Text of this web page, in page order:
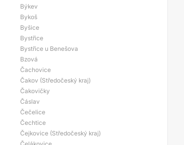
Býkev
Bykoš
Byšice
Bystřice
Bystřice u Benešova
Bzová
Čachovice
Čakov (Středočeský kraj)
Čakovičky
Čáslav
Čečelice
Čechtice
Čejkovice (Středočeský kraj)